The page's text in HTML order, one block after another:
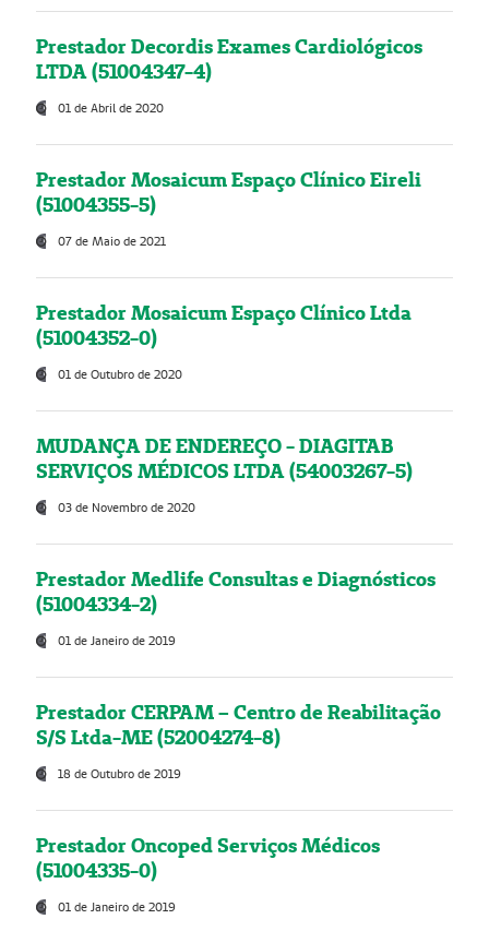
Prestador Decordis Exames Cardiológicos
LTDA (51004347-4)
01 de Abril de 2020
Prestador Mosaicum Espaço Clínico Eireli
(51004355-5)
07 de Maio de 2021
Prestador Mosaicum Espaço Clínico Ltda
(51004352-0)
01 de Outubro de 2020
MUDANÇA DE ENDEREÇO - DIAGITAB
SERVIÇOS MÉDICOS LTDA (54003267-5)
03 de Novembro de 2020
Prestador Medlife Consultas e Diagnósticos
(51004334-2)
01 de Janeiro de 2019
Prestador CERPAM – Centro de Reabilitação
S/S Ltda-ME (52004274-8)
18 de Outubro de 2019
Prestador Oncoped Serviços Médicos
(51004335-0)
01 de Janeiro de 2019